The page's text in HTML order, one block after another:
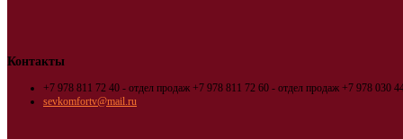
Контакты
+7 978 811 72 40 - отдел продаж +7 978 811 72 60 - отдел продаж +7 978 030
sevkomfortv@mail.ru